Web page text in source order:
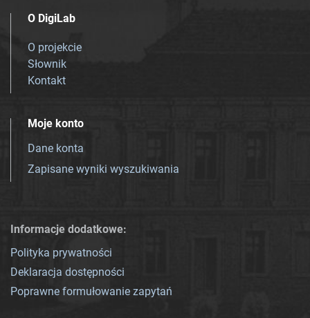
O DigiLab
O projekcie
Słownik
Kontakt
Moje konto
Dane konta
Zapisane wyniki wyszukiwania
Informacje dodatkowe:
Polityka prywatności
Deklaracja dostępności
Poprawne formułowanie zapytań